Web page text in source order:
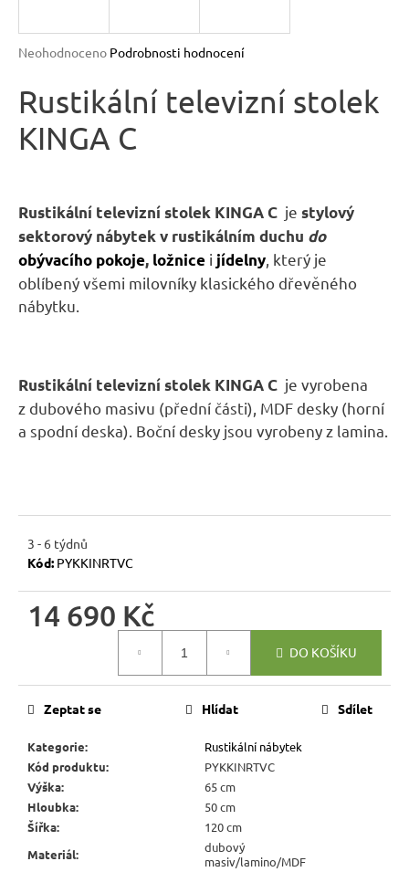
Průměrné
produktu
je
0,0
z
Neohodnoceno Podrobnosti hodnocení
Rustikální televizní stolek
KINGA C
Rustikální televizní stolek KINGA C je stylový
sektorový nábytek v rustikálním duchu do
obývacího pokoje, ložnice i jídelny , který je
oblíbený všemi milovníky klasického dřevěného
nábytku.
Rustikální televizní stolek KINGA C je vyrobena
z dubového masivu (přední části), MDF desky (horní
a spodní deska). Boční desky jsou vyrobeny z lamina.
3 - 6 týdnů
Kód: PYKKINRTVC
14 690 Kč
DO KOŠÍKU
Kategorie:
Rustikální nábytek
Kód produktu:
PYKKINRTVC
Výška:
65 cm
Hloubka:
50 cm
Šířka:
120 cm
Materiál:
dubový
masiv/lamino/MDF
Zeptat se Hlídat Sdílet
A
a
í
t
?
o
r
u
m
JÍDELNÍ
403
Původně:
670
Kč